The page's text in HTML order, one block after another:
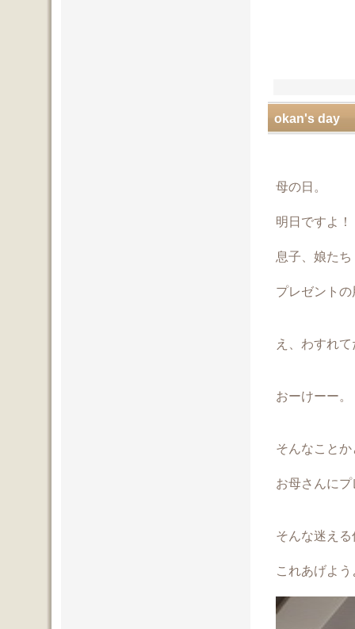
okan's day
母の日。
明日ですよ！
息子、娘た
プレゼント
え、わすれ
おーけーー。
そんなこと
お母さんに
そんな迷え
これあげよう